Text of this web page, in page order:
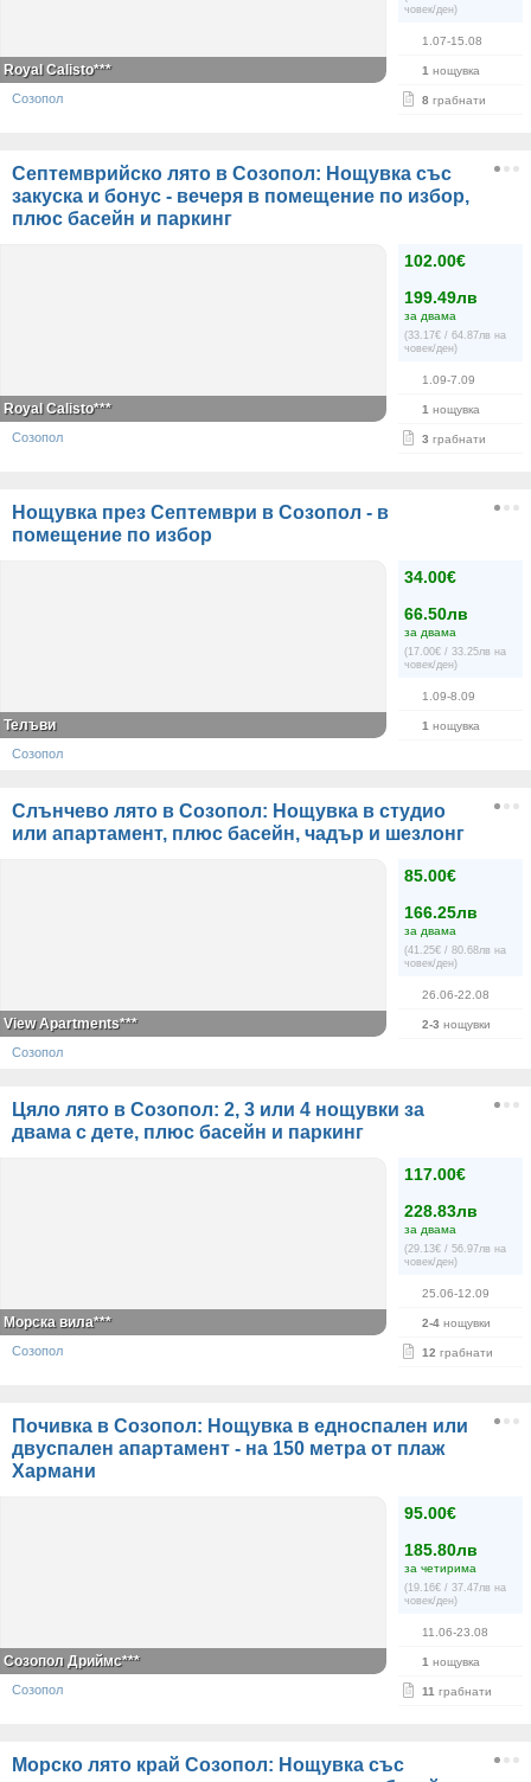
човек/ден)
1.07-15.08
1 нощувка
8 грабнати
Royal Calisto***
Созопол
Септемврийско лято в Созопол: Нощувка със
закуска и бонус - вечеря в помещение по избор,
плюс басейн и паркинг
102.00€
199.49лв
за двама
(33.17€ / 64.87лв на
човек/ден)
1.09-7.09
1 нощувка
3 грабнати
Royal Calisto***
Созопол
Нощувка през Септември в Созопол - в
помещение по избор
34.00€
66.50лв
за двама
(17.00€ / 33.25лв на
човек/ден)
1.09-8.09
1 нощувка
Телъви
Созопол
Слънчево лято в Созопол: Нощувка в студио
или апартамент, плюс басейн, чадър и шезлонг
85.00€
166.25лв
за двама
(41.25€ / 80.68лв на
човек/ден)
26.06-22.08
2-3 нощувки
View Apartments***
Созопол
Цяло лято в Созопол: 2, 3 или 4 нощувки за
двама с дете, плюс басейн и паркинг
117.00€
228.83лв
за двама
(29.13€ / 56.97лв на
човек/ден)
25.06-12.09
2-4 нощувки
12 грабнати
Морска вила***
Созопол
Почивка в Созопол: Нощувка в едноспален или
двуспален апартамент - на 150 метра от плаж
Хармани
95.00€
185.80лв
за четирима
(19.16€ / 37.47лв на
човек/ден)
11.06-23.08
1 нощувка
11 грабнати
Созопол Дриймс***
Созопол
Морско лято край Созопол: Нощувка със